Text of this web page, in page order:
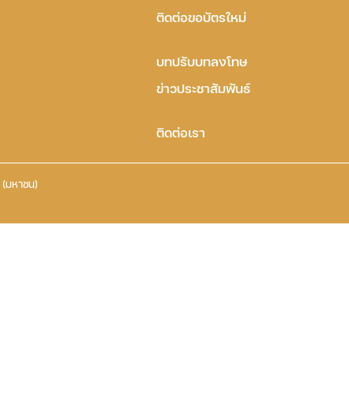
ติดต่อขอบัตรใหม่
บทปรับบทลงโทษ
ข่าวประชาสัมพันธ์
ติดต่อเรา
มหาชน)